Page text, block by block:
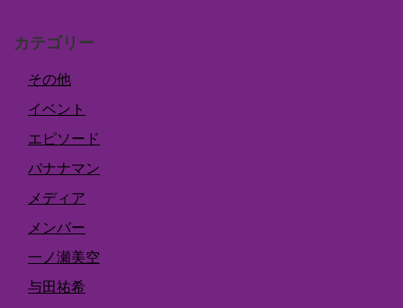
カテゴリー
その他
イベント
エピソード
バナナマン
メディア
メンバー
一ノ瀬美空
与田祐希